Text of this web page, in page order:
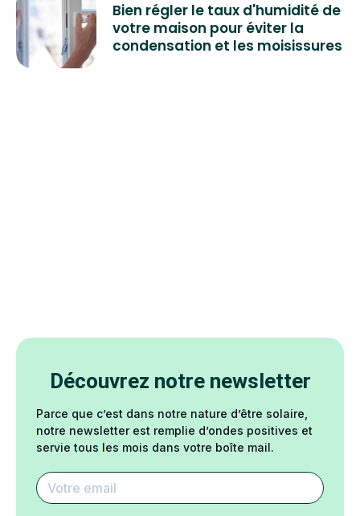
Bien régler le taux d'humidité de
votre maison pour éviter la
condensation et les moisissures
Découvrez notre newsletter
Parce que c’est dans notre nature d’être solaire,
notre newsletter est remplie d’ondes positives et
servie tous les mois dans votre boîte mail.